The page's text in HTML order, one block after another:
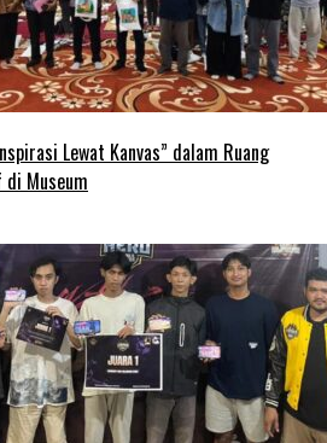
Lewat Kanvas” dalam Ruang
Museum